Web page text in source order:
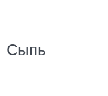
Сыпь